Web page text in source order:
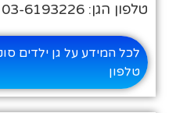
טלפון הגן: 03-6193226
לכל המידע על גן ילדים
טלפון